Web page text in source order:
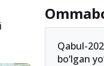
Qabul-
bo‘lgan